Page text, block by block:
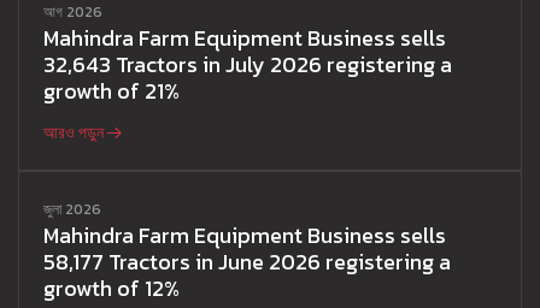
আগ 2026
Mahindra Farm Equipment Business sells
32,643 Tractors in July 2026 registering a
growth of 21%
আরও পড়ুন
জুলা 2026
Mahindra Farm Equipment Business sells
58,177 Tractors in June 2026 registering a
growth of 12%